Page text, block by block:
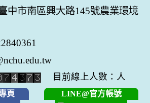
中市南區興大路145號農業環境
目前線上人數：人
頁 LINE@官方帳號